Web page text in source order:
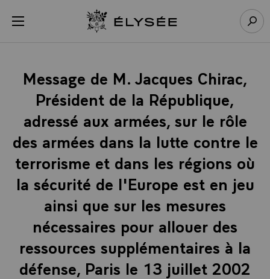
menu Retour à l’accueil Élysée
Message de M. Jacques Chirac,
Président de la République,
adressé aux armées, sur le rôle
des armées dans la lutte contre le
terrorisme et dans les régions où
la sécurité de l'Europe est en jeu
ainsi que sur les mesures
nécessaires pour allouer des
ressources supplémentaires à la
défense, Paris le 13 juillet 2002
Panneau de gestion des cookies